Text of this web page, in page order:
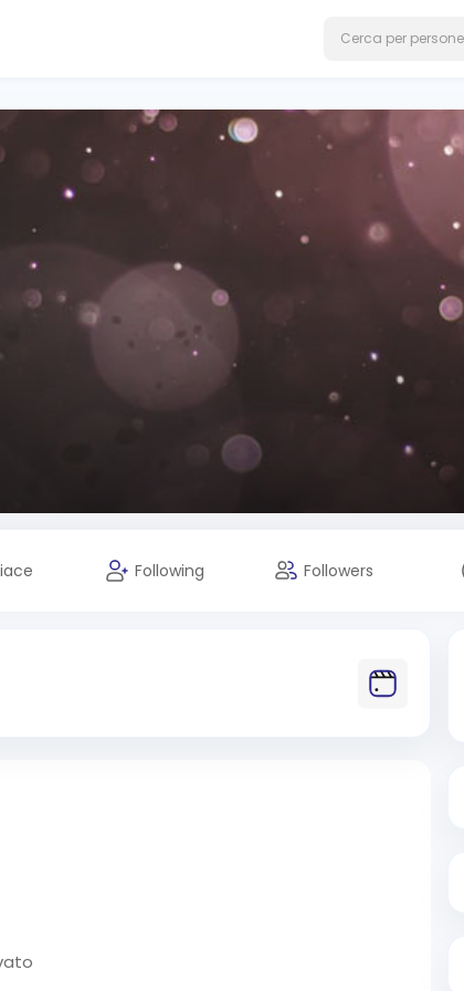
Following Followers